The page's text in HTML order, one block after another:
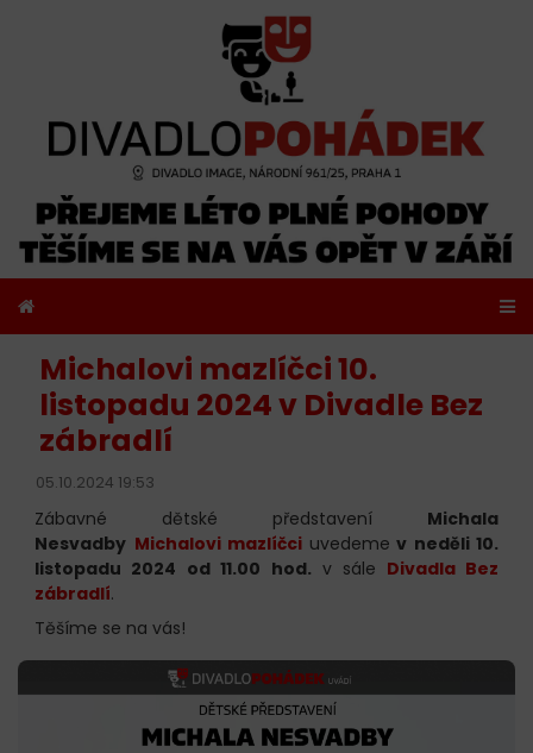
Michalovi mazlíčci 10.
listopadu 2024 v Divadle Bez
zábradlí
05.10.2024 19:53
Zábavné dětské představení Michala
Nesvadby Michalovi mazlíčci uvedeme v neděli 10.
listopadu 2024 od 11.00 hod. v sále Divadla Bez
zábradlí.
Těšíme se na vás!